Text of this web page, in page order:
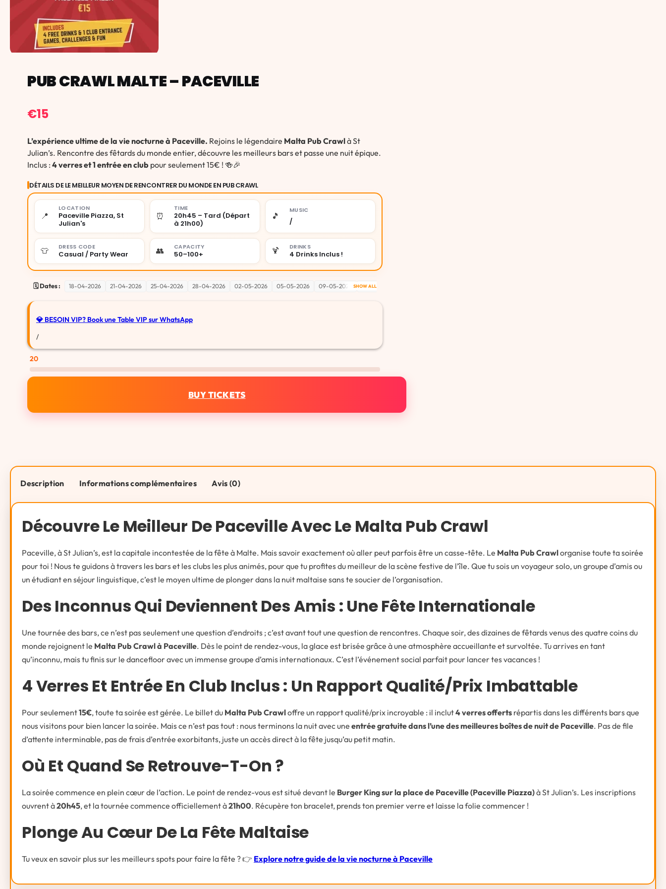
PUB CRAWL MALTE – PACEVILLE
€15
L’expérience ultime de la vie nocturne à Paceville. Rejoins le légendaire Malta Pub Crawlà St
Julian’s. Rencontre des fêtards du monde entier, découvre les meilleurs bars et passe une nuit épique.
Inclus : 4 verres et 1 entrée en club pour seulement 15€ ! 🍻🎉
DÉTAILS DE LE MEILLEUR MOYEN DE RENCONTRER DU MONDE EN PUB CRAWL
📍
LOCATION
Paceville Piazza, St
Julian's
⏰
TIME
20h45 – Tard (Départ
à 21h00)
🎵
MUSIC
/
👕 DRESS CODE
Casual / Party Wear 👥 CAPACITY
50–100+ 🍹 DRINKS
4 Drinks Inclus !
🗓️ Dates : 18-04-2026 21-04-2026 25-04-2026 28-04-2026 02-05-2026 05-05-2026 09-05-2026 12-05-2026
SHOW ALL
💎 BESOIN VIP? Book une Table VIP sur WhatsApp
/
20
BUY TICKETS
Description Informations complémentaires Avis (0)
Découvre Le Meilleur De Paceville Avec Le Malta Pub Crawl
Paceville, à St Julian’s, est la capitale incontestée de la fête à Malte. Mais savoir exactement où aller peut parfois être un casse-tête. Le Malta Pub Crawlorganise toute ta soirée
pour toi ! Nous te guidons à travers les bars et les clubs les plus animés, pour que tu profites du meilleur de la scène festive de l’île. Que tu sois un voyageur solo, un groupe d’amis ou
un étudiant en séjour linguistique, c’est le moyen ultime de plonger dans la nuit maltaise sans te soucier de l’organisation.
Des Inconnus Qui Deviennent Des Amis : Une Fête Internationale
Une tournée des bars, ce n’est pas seulement une question d’endroits ; c’est avant tout une question de rencontres. Chaque soir, des dizaines de fêtards venus des quatre coins du
monde rejoignent le Malta Pub Crawl à Paceville. Dès le point de rendez-vous, la glace est brisée grâce à une atmosphère accueillante et survoltée. Tu arrives en tant
qu’inconnu, mais tu finis sur le dancefloor avec un immense groupe d’amis internationaux. C’est l’événement social parfait pour lancer tes vacances !
4 Verres Et Entrée En Club Inclus : Un Rapport Qualité/prix Imbattable
Pour seulement15€, toute ta soirée est gérée. Le billet du Malta Pub Crawloffre un rapport qualité/prix incroyable : il inclut4 verres offerts répartis dans les différents bars que
nous visitons pour bien lancer la soirée. Mais ce n’est pas tout : nous terminons la nuit avec une entrée gratuite dans l’une des meilleures boîtes de nuit de Paceville. Pas de file
d’attente interminable, pas de frais d’entrée exorbitants, juste un accès direct à la fête jusqu’au petit matin.
Où Et Quand Se Retrouve-T-On ?
La soirée commence en plein cœur de l’action. Le point de rendez-vous est situé devant le Burger King sur la place de Paceville (Paceville Piazza)à St Julian’s. Les inscriptions
ouvrent à20h45, et la tournée commence officiellement à21h00. Récupère ton bracelet, prends ton premier verre et laisse la folie commencer !
Plonge Au Cœur De La Fête Maltaise
Tu veux en savoir plus sur les meilleurs spots pour faire la fête ? 👉 Explore notre guide de la vie nocturne à Paceville